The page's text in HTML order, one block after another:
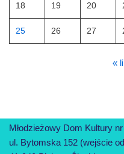
18 19 20
25 26 27
«
Młodzieżowy Dom Kultury
ul. Bytomska 152 (wejście